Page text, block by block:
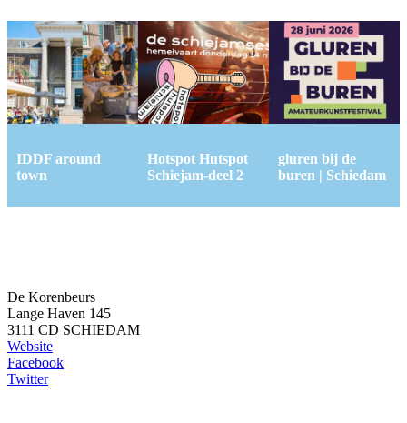
IDDF around
town
Hotspot Hutspot
Schiejam-deel 2
gluren bij de
buren | Schiedam
De Korenbeurs
Lange Haven 145
3111 CD SCHIEDAM
Website
Facebook
Twitter